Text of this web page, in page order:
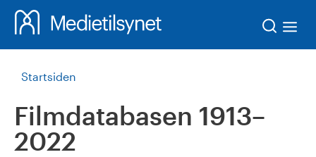
Startsiden
Filmdatabasen 1913–
2022